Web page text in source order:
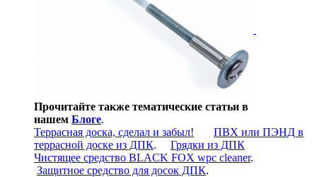
Прочитайте также тематические статьи в
нашем Блоге.
Террасная доска, сделал и забыл!
ПВХ или ПЭНД в
террасной доске из ДПК. Грядки из ДПК
Чистящее средство BLACK FOX wpc cleaner.
Защитное средство для досок ДПК.